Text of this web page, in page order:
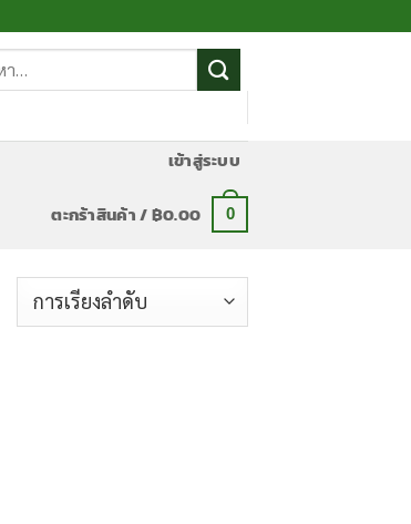
เข้าสู่ระบบ
ตะกร้าสินค้า /฿0.00 0